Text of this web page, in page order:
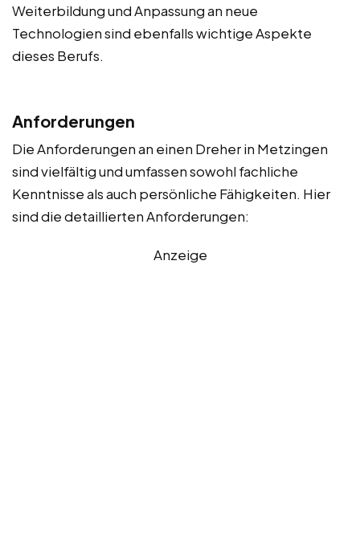
Weiterbildung und Anpassung an neue
Technologien sind ebenfalls wichtige Aspekte
dieses Berufs.
Anforderungen
Die Anforderungen an einen Dreher in Metzingen
sind vielfältig und umfassen sowohl fachliche
Kenntnisse als auch persönliche Fähigkeiten. Hier
sind die detaillierten Anforderungen:
Anzeige